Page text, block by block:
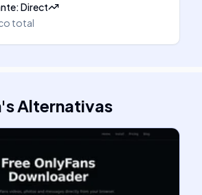
:Direct
total
'sAlternativas